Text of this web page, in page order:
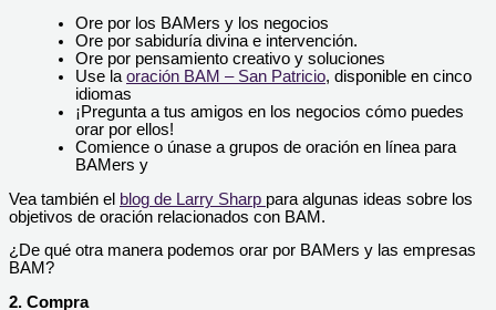
Ore por los BAMers y los negocios
Ore por sabiduría divina e intervención.
Ore por pensamiento creativo y soluciones
Use laoración BAM – San Patricio, disponible en cinco
idiomas
¡Pregunta a tus amigos en los negocios cómo puedes
orar por ellos!
Comience o únase a grupos de oración en línea para
BAMers y
Vea también el blog de Larry Sharp para algunas ideas sobre los
objetivos de oración relacionados con BAM.
¿De qué otra manera podemos orar por BAMers y las empresas
BAM?
2. Compra